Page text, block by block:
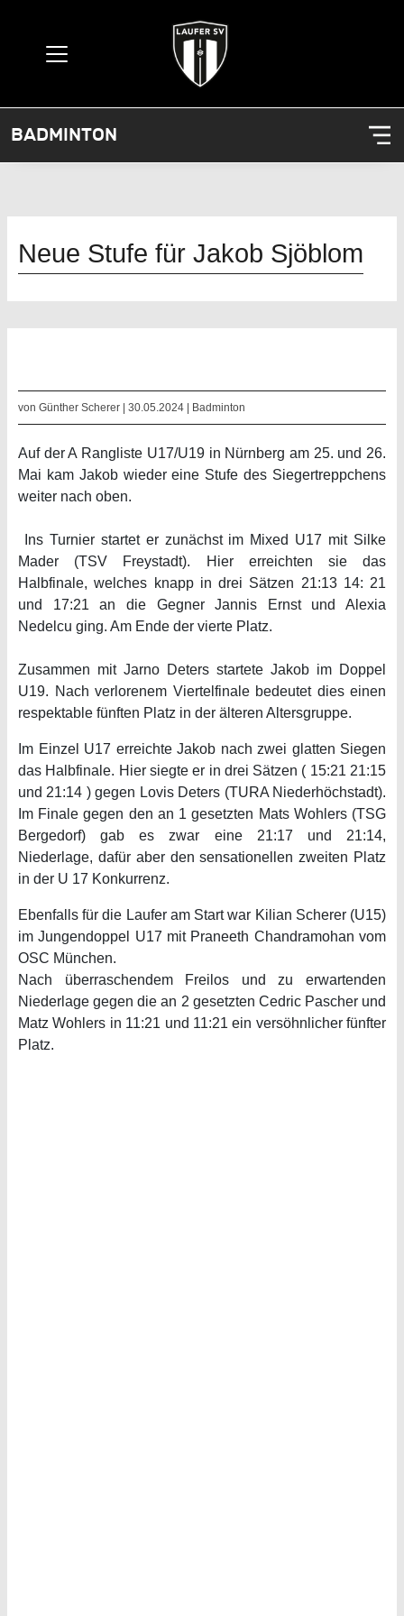
BADMINTON
Neue Stufe für Jakob Sjöblom
von Günther Scherer | 30.05.2024 | Badminton
Auf der A Rangliste U17/U19 in Nürnberg am 25. und 26.
Mai kam Jakob wieder eine Stufe des Siegertreppchens
weiter nach oben.
Ins Turnier startet er zunächst im Mixed U17 mit Silke
Mader (TSV Freystadt). Hier erreichten sie das
Halbfinale, welches knapp in drei Sätzen 21:13 14: 21
und 17:21 an die Gegner Jannis Ernst und Alexia
Nedelcu ging. Am Ende der vierte Platz.
Zusammen mit Jarno Deters startete Jakob im Doppel
U19. Nach verlorenem Viertelfinale bedeutet dies einen
respektable fünften Platz in der älteren Altersgruppe.
Im Einzel U17 erreichte Jakob nach zwei glatten Siegen
das Halbfinale. Hier siegte er in drei Sätzen ( 15:21 21:15
und 21:14 ) gegen Lovis Deters (TURA Niederhöchstadt).
Im Finale gegen den an 1 gesetzten Mats Wohlers (TSG
Bergedorf) gab es zwar eine 21:17 und 21:14,
Niederlage, dafür aber den sensationellen zweiten Platz
in der U 17 Konkurrenz.
Ebenfalls für die Laufer am Start war Kilian Scherer (U15)
im Jungendoppel U17 mit Praneeth Chandramohan vom
OSC München.
Nach überraschendem Freilos und zu erwartenden
Niederlage gegen die an 2 gesetzten Cedric Pascher und
Matz Wohlers in 11:21 und 11:21 ein versöhnlicher fünfter
Platz.